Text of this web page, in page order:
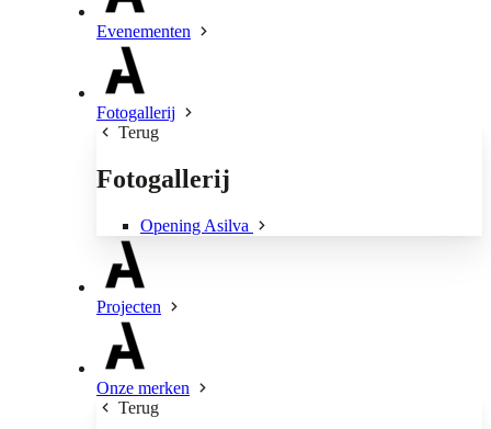
Evenementen
Fotogallerij
Terug
Fotogallerij
Opening Asilva
Projecten
Onze merken
Terug